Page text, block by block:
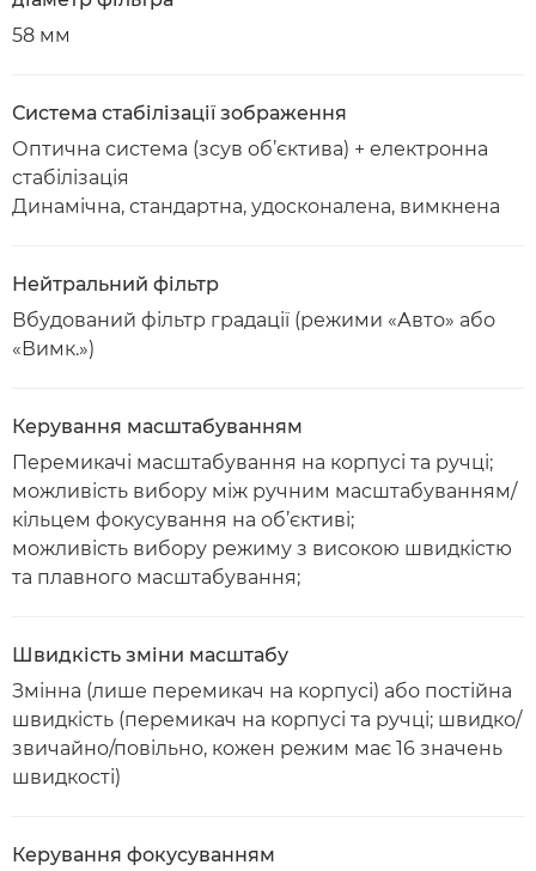
58 мм
Система стабілізації зображення
Оптична система (зсув об’єктива) + електронна
стабілізація
Динамічна, стандартна, удосконалена, вимкнена
Нейтральний фільтр
Вбудований фільтр градації (режими «Авто» або
«Вимк.»)
Керування масштабуванням
Перемикачі масштабування на корпусі та ручці;
можливість вибору між ручним масштабуванням/
кільцем фокусування на об’єктиві;
можливість вибору режиму з високою швидкістю
та плавного масштабування;
Швидкість зміни масштабу
Змінна (лише перемикач на корпусі) або постійна
швидкість (перемикач на корпусі та ручці; швидко/
звичайно/повільно, кожен режим має 16 значень
швидкості)
Керування фокусуванням